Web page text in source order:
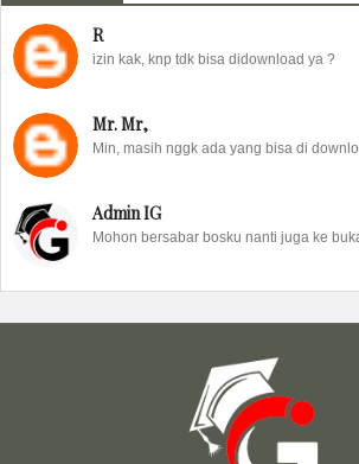
R
izin kak, knp tdk bisa didownload ya ?
Mr. Mr,
Min, masih nggk ada yang bisa di
Admin IG
Mohon bersabar bosku nanti juga ke